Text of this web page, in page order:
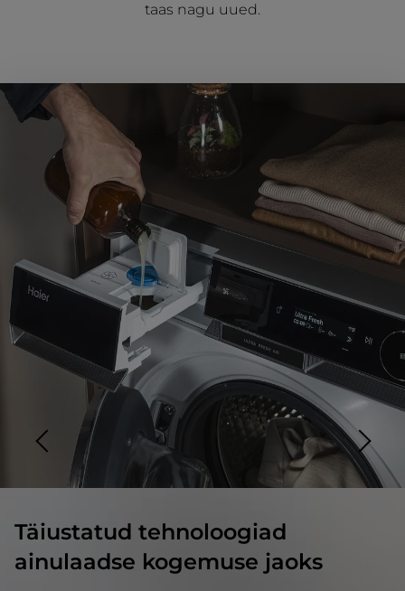
taas nagu uued.
Täiustatud tehnoloogiad
ainulaadse kogemuse jaoks